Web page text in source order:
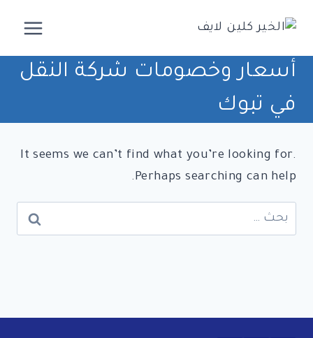
إلى
المحتوى
أسعار وخصومات شركة النقل
في تبوك
It seems we can’t find what you’re looking for.
Perhaps searching can help.
البحث
عن: